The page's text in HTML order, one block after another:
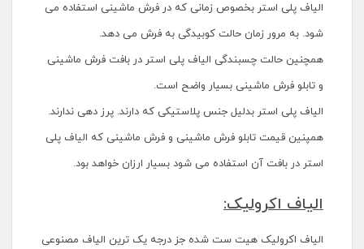
الیاف پلی استر بخصوص زمانی که در فرش ماشینی استفاده می
شود. به مرور زمان حالت کوبیدگی به فرش می دهد.
همچنین حالت چسبندگی الیاف پلی استر در بافت فرش ماشینی
و تابلو فرش ماشینی بسیار واضح است.
الیاف پلی استر بدلیل جنس پلاستیکی که دارند. پرز دهی ندارند.
همپنین قیمت تابلو فرش ماشینی و فرش ماشینی که الیاف پلی
استر در بافت آن استفاده می شود بسیار ارزان خواهد بود.
الیاف اکرولیک:
الیاف اکرولیک هیت ست شده جز درجه یک ترین الیاف مصنوعی